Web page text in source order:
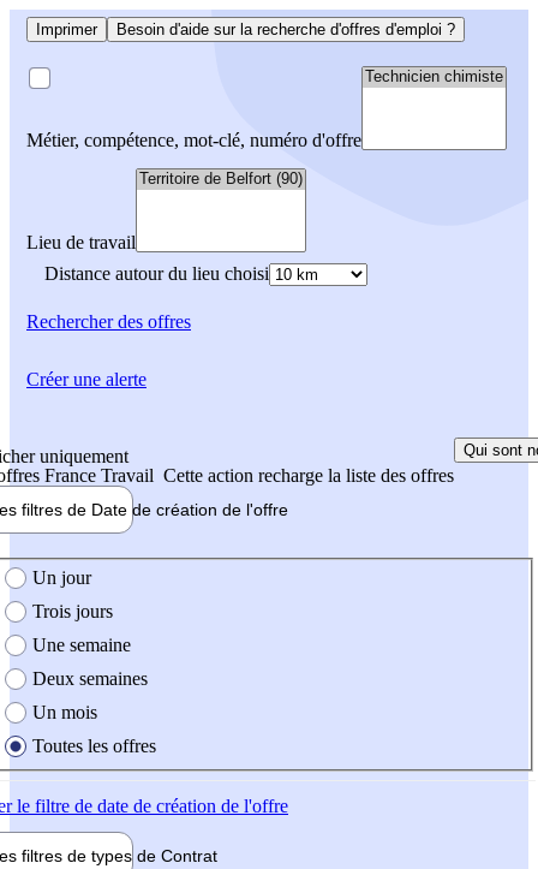
Imprimer Besoin d'aide sur la recherche d'offres d'emploi ?
Métier, compétence, mot-clé, numéro d'offre
Lieu de travail
Distance autour du lieu choisi
Rechercherdes offres
uniquement
France Travail Cette action recharge la liste des offres
Qui sont
filtres de Date de création de l'offre
création de l'offre
Un jour
Trois jours
Une semaine
Deux semaines
Un mois
Toutes les offres
le filtre de date de création de l'offre
filtres de types de Contrat
Créer une alerte